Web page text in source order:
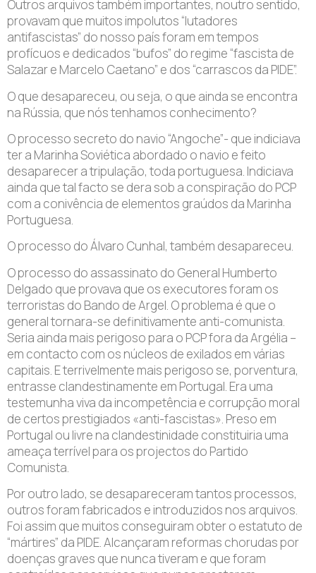
Outros arquivos também importantes, noutro sentido,
provavam que muitos impolutos “lutadores
antifascistas” do nosso país foram em tempos
profícuos e dedicados “bufos” do regime “fascista de
Salazar e Marcelo Caetano” e dos “carrascos da PIDE”.
O que desapareceu, ou seja, o que ainda se encontra
na Rússia, que nós tenhamos conhecimento?
O processo secreto do navio “Angoche”- que indiciava
ter a Marinha Soviética abordado o navio e feito
desaparecer a tripulação, toda portuguesa. Indiciava
ainda que tal facto se dera sob a conspiração do PCP
com a conivência de elementos graúdos da Marinha
Portuguesa.
O processo do Álvaro Cunhal, também desapareceu.
O processo do assassinato do General Humberto
Delgado que provava que os executores foram os
terroristas do Bando de Argel. O problema é que o
general tornara-se definitivamente anti-comunista.
Seria ainda mais perigoso para o PCP fora da Argélia –
em contacto com os núcleos de exilados em várias
capitais. E terrivelmente mais perigoso se, porventura,
entrasse clandestinamente em Portugal. Era uma
testemunha viva da incompetência e corrupção moral
de certos prestigiados «anti-fascistas». Preso em
Portugal ou livre na clandestinidade constituiria uma
ameaça terrível para os projectos do Partido
Comunista.
Por outro lado, se desapareceram tantos processos,
outros foram fabricados e introduzidos nos arquivos.
Foi assim que muitos conseguiram obter o estatuto de
“mártires” da PIDE. Alcançaram reformas chorudas por
doenças graves que nunca tiveram e que foram